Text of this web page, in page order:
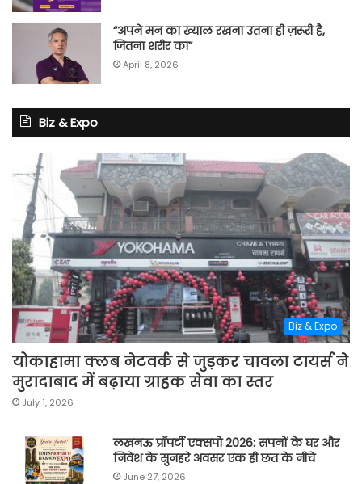
“अपने मन का ख्याल रखना उतना ही ज़रूरी है,
जितना शरीर का”
April 8, 2026
Biz & Expo
Biz & Expo
योकाहामा क्लब नेटवर्क से जुड़कर चावला टायर्स ने
मुरादाबाद में बढ़ाया ग्राहक सेवा का स्तर
July 1, 2026
लखनऊ प्रॉपर्टी एक्सपो 2026: सपनों के घर और
निवेश के सुनहरे अवसर एक ही छत के नीचे
June 27, 2026